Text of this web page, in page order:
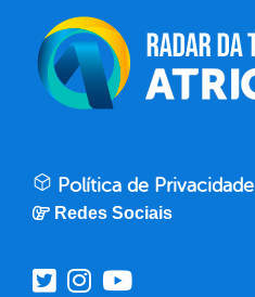
Política de Privacidade
Redes Sociais